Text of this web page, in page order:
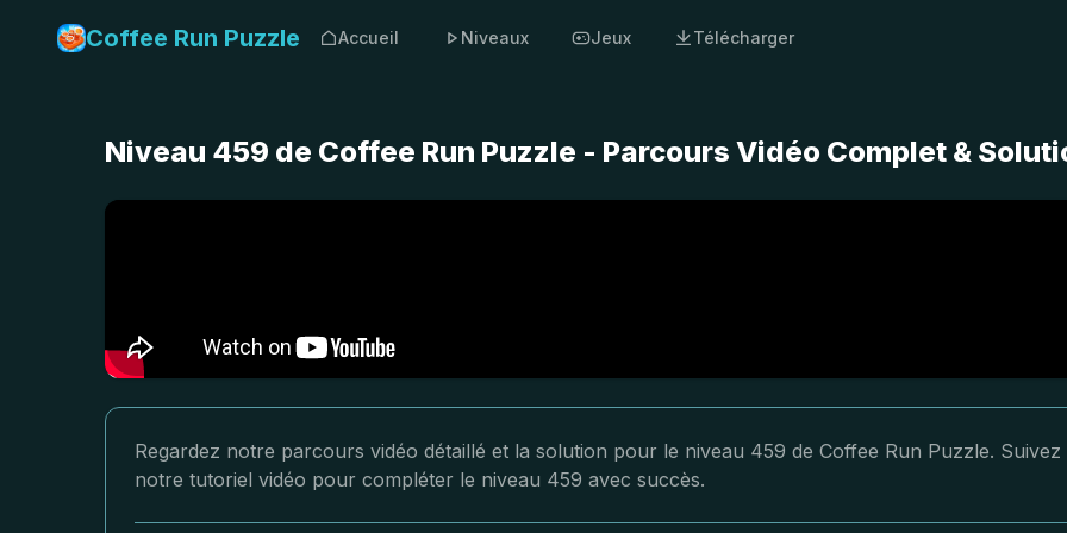
Coffee Run Puzzle Accueil Niveaux Jeux Télécharger
Niveau 459 de Coffee Run Puzzle - Parcours Vidéo Complet &
Regardez notre parcours vidéo détaillé et la solution pour le niveau 459 de Coffee Run Puzzle. Suivez
notre tutoriel vidéo pour compléter le niveau 459 avec succès.